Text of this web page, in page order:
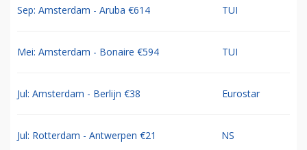
Sep: Amsterdam - Aruba €614 TUI
Mei: Amsterdam - Bonaire €594 TUI
Jul: Amsterdam - Berlijn €38 Eurostar
Jul: Rotterdam - Antwerpen €21 NS